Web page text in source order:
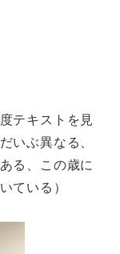
テキストを見
いぶ異なる、
る、この歳に
ている）